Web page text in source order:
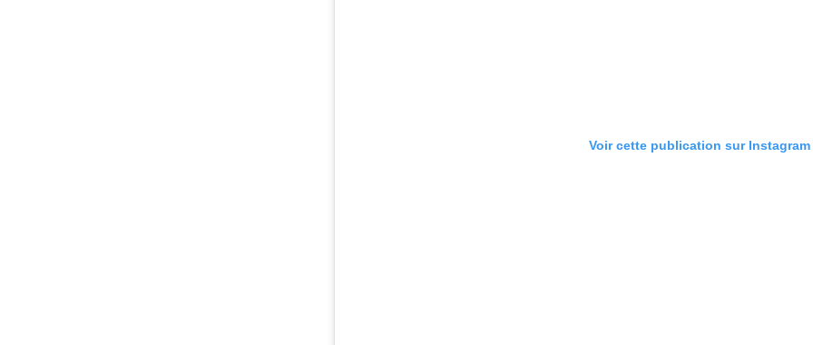
Voir cette publication sur Instagram